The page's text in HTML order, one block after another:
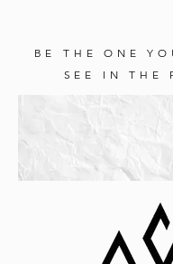
BE THE ONE
SEE IN THE